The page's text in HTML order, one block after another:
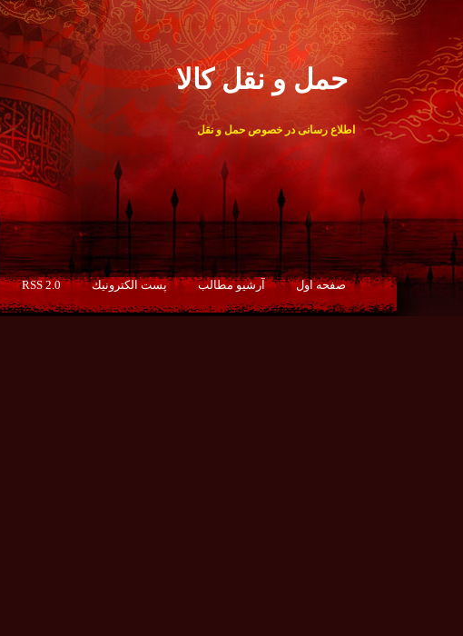
حمل و نقل کالا
اطلاع رسانی در خصوص حمل و نقل
صفحه اول آرشيو مطالب پست الكترونيك RSS 2.0